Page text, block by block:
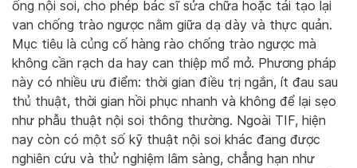
ống nội soi, cho phép bác sĩ sửa chữa hoặc tái tạo lại
van chống trào ngược nằm giữa dạ dày và thực quản.
Mục tiêu là củng cố hàng rào chống trào ngược mà
không cần rạch da hay can thiệp mổ mở. Phương pháp
này có nhiều ưu điểm: thời gian điều trị ngắn, ít đau sau
thủ thuật, thời gian hồi phục nhanh và không để lại sẹo
như phẫu thuật nội soi thông thường. Ngoài TIF, hiện
nay còn có một số kỹ thuật nội soi khác đang được
nghiên cứu và thử nghiệm lâm sàng, chẳng hạn như